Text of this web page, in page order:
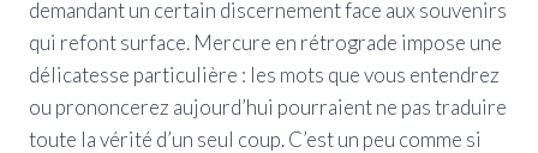
demandant un certain discernement face aux souvenirs
qui refont surface. Mercure en rétrograde impose une
délicatesse particulière : les mots que vous entendrez
ou prononcerez aujourd’hui pourraient ne pas traduire
toute la vérité d’un seul coup. C’est un peu comme si